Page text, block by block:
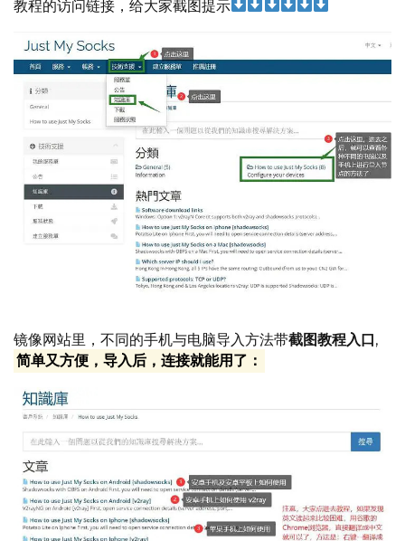
教程的访问链接，给大家截图提示
镜像网站里，不同的手机与电脑导入方法带截图教程入口,
简单又方便，导入后，连接就能用了：